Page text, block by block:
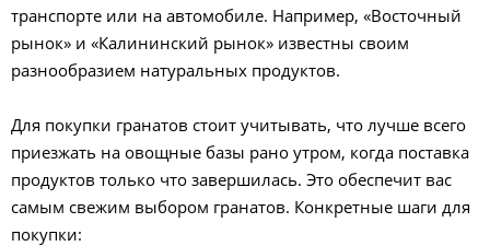
транспорте или на автомобиле. Например, «Восточный
рынок» и «Калининский рынок» известны своим
разнообразием натуральных продуктов.
Для покупки гранатов стоит учитывать, что лучше всего
приезжать на овощные базы рано утром, когда поставка
продуктов только что завершилась. Это обеспечит вас
самым свежим выбором гранатов. Конкретные шаги для
покупки: